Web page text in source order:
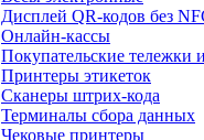
Дисплей QR-кодов без
Онлайн-кассы
Покупательские тележки
Принтеры этикеток
Сканеры штрих-кода
Терминалы сбора данных
Чековые принтеры